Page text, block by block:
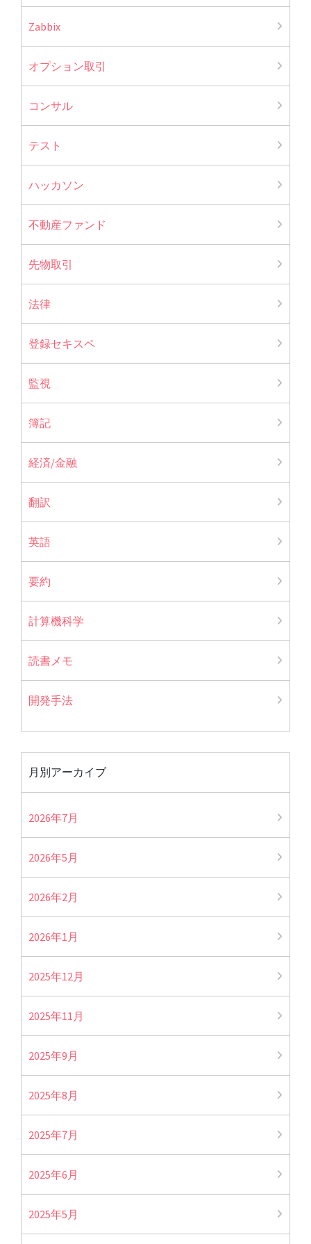
Zabbix
オプション取引
コンサル
テスト
ハッカソン
不動産ファンド
先物取引
法律
登録セキスペ
監視
簿記
経済/金融
翻訳
英語
要約
計算機科学
読書メモ
開発手法
月別アーカイブ
2026年7月
2026年5月
2026年2月
2026年1月
2025年12月
2025年11月
2025年9月
2025年8月
2025年7月
2025年6月
2025年5月